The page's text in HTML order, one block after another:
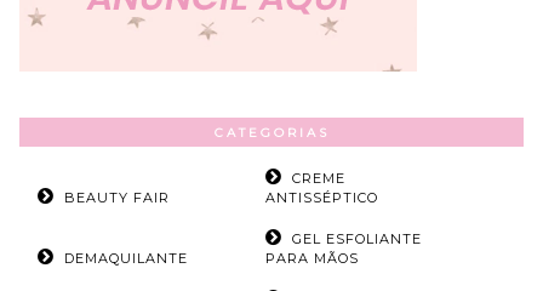
CATEGORIAS
BEAUTY FAIR
CREME
ANTISSÉPTICO
DEMAQUILANTE
GEL ESFOLIANTE
PARA MÃOS